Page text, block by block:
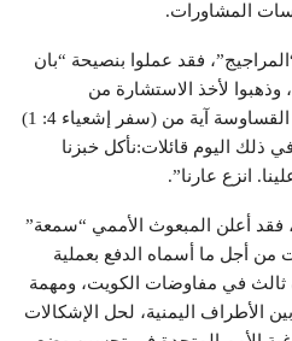
المشاورات.
فقد عملوا بنصيحة “بان
لأخذ الاستشارة من
الفاتيكان، وهناك قرأ عليهم أحد القساوسة آية من (سفر إشعياء 4: 1)
اليوم قائلات:نأكل خبزنا
انزع عارنا”.
فقد أعلن المبعوث الأممي “سمعة”
أجل ما أسماه الدفع بعملية
ثالث في مفاوضات الكويت، ومهمة
الأطراف اليمنية، لحل الإشكالات